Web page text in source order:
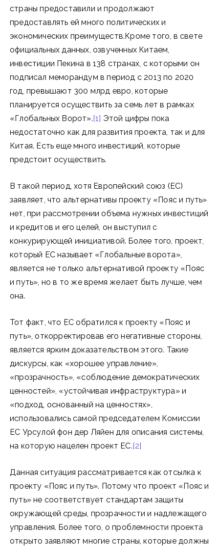
страны предоставили и продолжают
предоставлять ей много политических и
экономических преимуществ.Кроме того, в свете
официальных данных, озвученных Китаем,
инвестиции Пекина в 138 странах, с которыми он
подписал меморандум в период с 2013 по 2020
год, превышают 300 млрд евро, которые
планируется осуществить за семь лет в рамках
«Глобальных Ворот».[1] Этой цифры пока
недостаточно как для развития проекта, так и для
Китая. Есть еще много инвестиций, которые
предстоит осуществить.
В такой период, хотя Европейский союз (ЕС)
заявляет, что альтернативы проекту «Пояс и путь»
нет, при рассмотрении объема нужных инвестиций
и кредитов и его целей, он выступил с
конкурирующей инициативой. Более того, проект,
который ЕС называет «Глобальные ворота»,
является не только альтернативой проекту «Пояс
и путь», но в то же время желает быть лучше, чем
она.
Тот факт, что ЕС обратился к проекту «Пояс и
путь», откорректировав его негативные стороны,
является ярким доказательством этого. Такие
дискурсы, как «хорошее управление»,
«прозрачность», «соблюдение демократических
ценностей», «устойчивая инфраструктура» и
«подход, основанный на ценностях»,
использовались самой председателем Комиссии
ЕС Урсулой фон дер Ляйен для описания системы,
на которую нацелен проект ЕС.[2]
Данная ситуация рассматривается как отсылка к
проекту «Пояс и путь». Потому что проект «Пояс и
путь» не соответствует стандартам защиты
окружающей среды, прозрачности и надлежащего
управления. Более того, о проблемности проекта
открыто заявляют многие страны, которые должны